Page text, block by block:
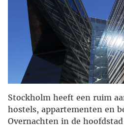
Stockholm heeft een ruim
hostels, appartementen en
Overnachten in de